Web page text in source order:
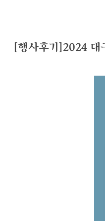
[행사후기]2024